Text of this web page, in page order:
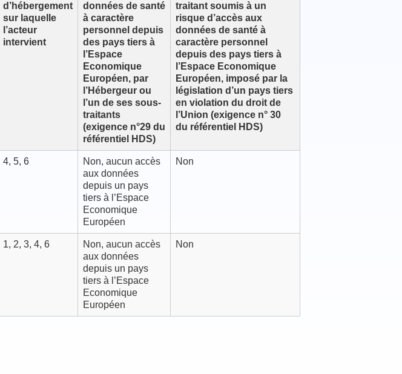
d’hébergement
sur laquelle
l’acteur
intervient
données de santé
à caractère
personnel depuis
des pays tiers à
l’Espace
Economique
Européen, par
l’Hébergeur ou
l’un de ses sous-
traitants
(exigence n°29 du
référentiel HDS)
traitant soumis à un
risque d’accès aux
données de santé à
caractère personnel
depuis des pays tiers à
l’Espace Economique
Européen, imposé par la
législation d’un pays tiers
en violation du droit de
l’Union (exigence n° 30
du référentiel HDS)
4, 5, 6
Non, aucun accès
aux données
depuis un pays
tiers à l’Espace
Economique
Européen
Non
1, 2, 3, 4, 6
Non, aucun accès
aux données
depuis un pays
tiers à l’Espace
Economique
Européen
Non